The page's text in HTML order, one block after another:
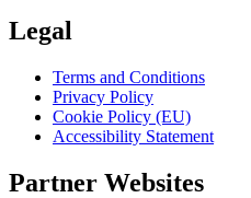
Legal
Terms and Conditions
Privacy Policy
Cookie Policy (EU)
Accessibility Statement
Partner Websites